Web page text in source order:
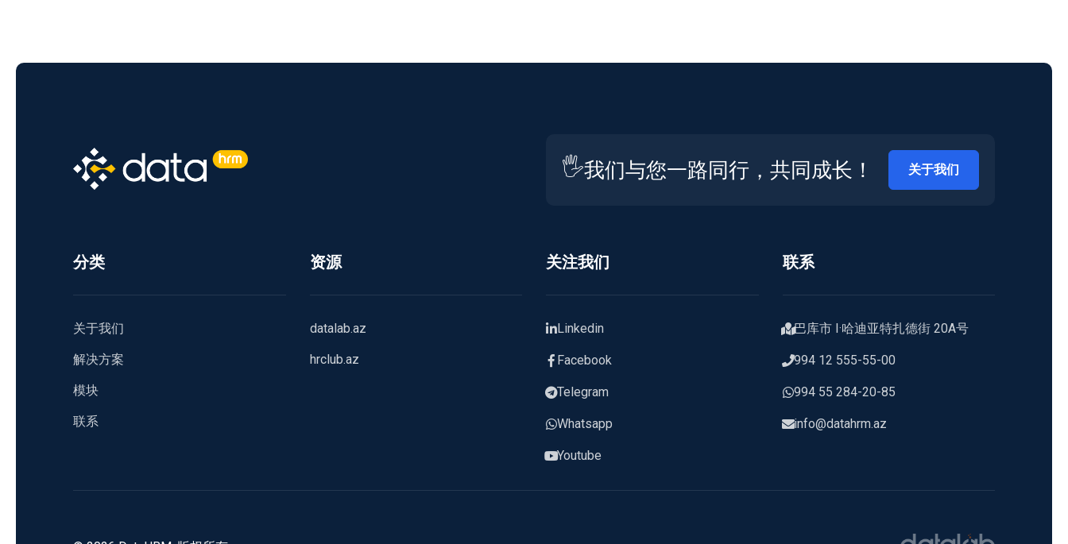
🖐️我们与您一路同行，共同成长！ 关于我们
分类
关于我们
解决方案
模块
联系
资源
datalab.az
hrclub.az
关注我们
Linkedin
Facebook
Telegram
Whatsapp
Youtube
联系
巴库市 I·哈迪亚特扎德街 20A号
994 12 555-55-00
994 55 284-20-85
info@datahrm.az